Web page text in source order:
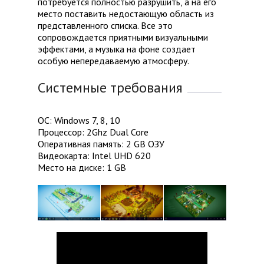
место поставить недостающую область из
представленного списка. Все это
сопровождается приятными визуальными
эффектами, а музыка на фоне создает
особую непередаваемую атмосферу.
Системные требования
ОС: Windows 7, 8, 10
Процессор: 2Ghz Dual Core
Оперативная память: 2 GB ОЗУ
Видеокарта: Intel UHD 620
Место на диске: 1 GB